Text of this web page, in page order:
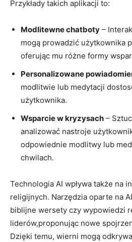
Przykłady takich aplikacji to:
Modlitewne chatboty –
mogą prowadzić użytkownika
oferując mu różne formy
Personalizowane
modlitwie lub medytacji
użytkownika.
Wsparcie w kryzysach –
analizować nastroje
odpowiednie modlitwy lub
chwilach.
Technologia AI wpływa także na
religijnych. Narzędzia oparte na
biblijne wersety czy wypowiedzi
liderów,proponując nowe
Dzięki temu, wierni mogą